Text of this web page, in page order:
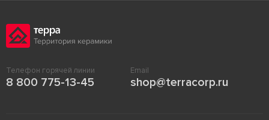
Телефон горячей линии
8 800 775-13-45
Email
shop@terracorp.ru